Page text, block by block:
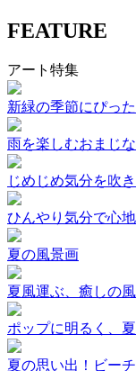
FEATURE
アート特集
新緑の季節にぴっ
雨を楽しむおまじ
じめじめ気分を吹
ひんやり気分で心地
夏の風景画
夏風運ぶ、癒しの
ポップに明るく、
夏の思い出！ビー